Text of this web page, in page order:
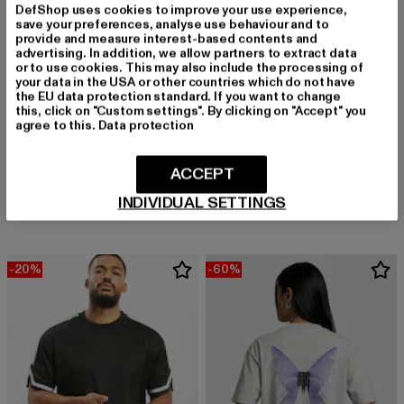
Think Different Heavy Oversized Tee
Derzeitiger Preis: 20,99 EUR
29,99 EURAktionspreis: 29,99 EUR
MISTER TEE UPSCALE
Le Papillon Oversize
23,74 EUR
Derzeitiger Preis: 23,74 EUR
-20% -60%
DefShop uses cookies to improve your use experience,
save your preferences, analyse use behaviour and to
provide and measure interest-based contents and
advertising. In addition, we allow partners to extract data
or to use cookies. This may also include the processing of
your data in the USA or other countries which do not have
the EU data protection standard. If you want to change
this, click on "Custom settings". By clicking on "Accept" you
agree to this. Data protection
INDIVIDUAL SETTINGS
ACCEPT